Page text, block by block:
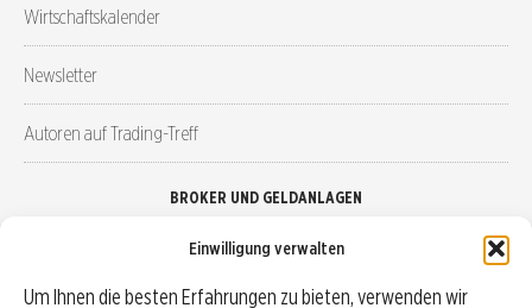
Einwilligung verwalten
Um Ihnen die besten Erfahrungen zu bieten, verwenden wir
Wirtschaftskalender
Newsletter
Autoren auf Trading-Treff
BROKER UND GELDANLAGEN